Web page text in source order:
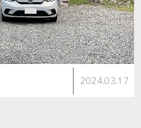
2024.03.17